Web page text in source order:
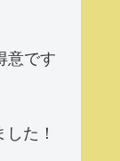
意です
た！